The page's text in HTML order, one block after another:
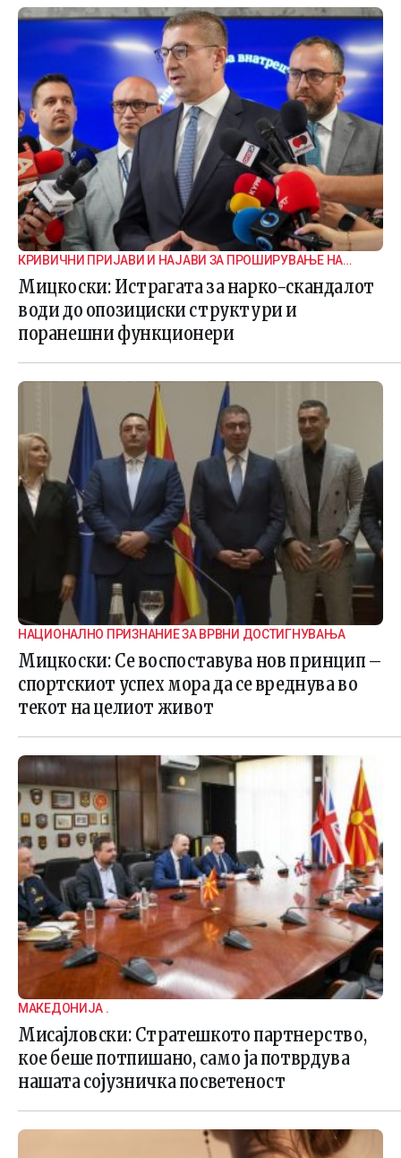
КРИВИЧНИ ПРИЈАВИ И НАЈАВИ ЗА ПРОШИРУВАЊЕ НА
ИСТРАГАТА
Мицкоски: Истрагата за нарко-скандалот
води до опозициски структури и
поранешни функционери
НАЦИОНАЛНО ПРИЗНАНИЕ ЗА ВРВНИ ДОСТИГНУВАЊА
Мицкоски: Се воспоставува нов принцип –
спортскиот успех мора да се вреднува во
текот на целиот живот
МАКЕДОНИЈА .
Мисајловски: Стратешкото партнерство,
кое беше потпишано, само ја потврдува
нашата сојузничка посветеност